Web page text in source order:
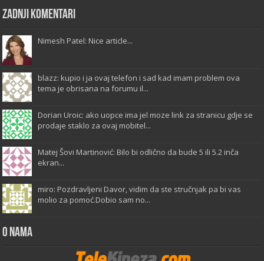
Zadnji komentari
Nimesh Patel: Nice article...
blazz: kupio i ja ovaj telefon i sad kad imam problem ova
tema je obrisana na forumu il...
Dorian Uroic: ako uopce ima jel moze link za stranicu gdje se
prodaje staklo za ovaj mobitel...
Matej Šovi Martinović: Bilo bi odlično da bude 5 ili 5.2 inča
ekran...
miro: Pozdravljeni Davor, vidim da ste stručnjak pa bi vas
molio za pomoć.Dobio sam no...
O Nama